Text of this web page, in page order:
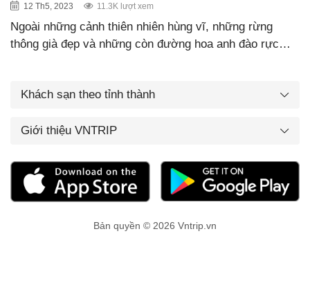
12 Th5, 2023 11.3K lượt xem
Ngoài những cảnh thiên nhiên hùng vĩ, những rừng
thông già đẹp và những còn đường hoa anh đào rực…
Khách sạn theo tỉnh thành
Giới thiệu VNTRIP
Bản quyền © 2026 Vntrip.vn